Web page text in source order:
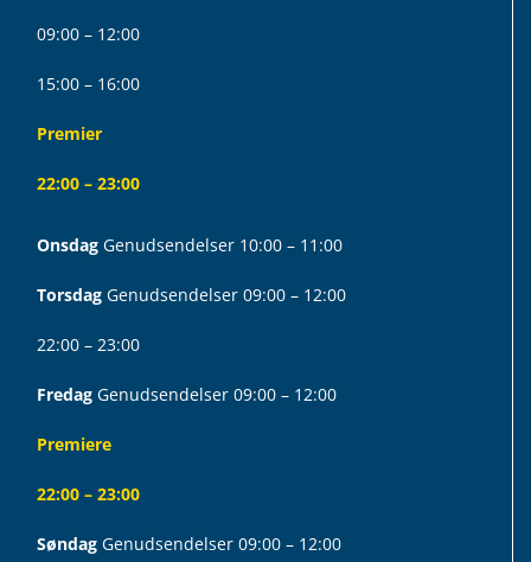
09:00 – 12:00
15:00 – 16:00
Premier
22:00 – 23:00
Onsdag Genudsendelser 10:00 – 11:00
Torsdag Genudsendelser 09:00 – 12:00
22:00 – 23:00
Fredag Genudsendelser 09:00 – 12:00
Premiere
22:00 – 23:00
Søndag Genudsendelser 09:00 – 12:00